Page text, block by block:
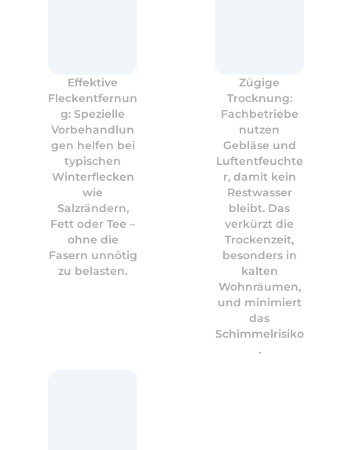
Effektive
Fleckentfernun
g: Spezielle
Vorbehandlun
gen helfen bei
typischen
Winterflecken
wie
Salzrändern,
Fett oder Tee –
ohne die
Fasern unnötig
zu belasten.
Zügige
Trocknung:
Fachbetriebe
nutzen
Gebläse und
Luftentfeuchte
r, damit kein
Restwasser
bleibt. Das
verkürzt die
Trockenzeit,
besonders in
kalten
Wohnräumen,
und minimiert
das
Schimmelrisiko
.